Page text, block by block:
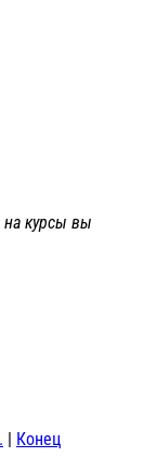
на курсы вы
| Конец